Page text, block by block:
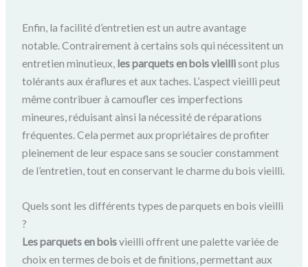
Enfin, la facilité d’entretien est un autre avantage
notable. Contrairement à certains sols qui nécessitent un
entretien minutieux, les parquets en bois vieillisont plus
tolérants aux éraflures et aux taches. L’aspect vieilli peut
même contribuer à camoufler ces imperfections
mineures, réduisant ainsi la nécessité de réparations
fréquentes. Cela permet aux propriétaires de profiter
pleinement de leur espace sans se soucier constamment
de l’entretien, tout en conservant le charme du bois vieilli.
Quels sont les différents types de parquets en bois vieilli
?
Les parquets en boisvieilli offrent une palette variée de
choix en termes de bois et de finitions, permettant aux